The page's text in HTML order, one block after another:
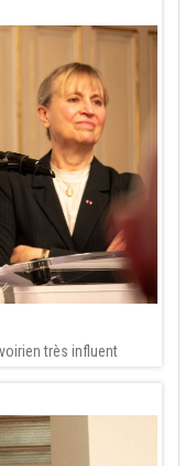
très influent